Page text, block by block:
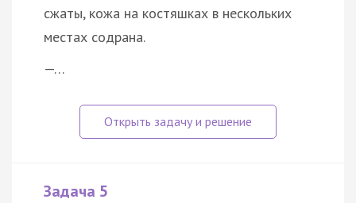
сжаты, кожа на костяшках в нескольких
местах содрана.
—…
Задача 5